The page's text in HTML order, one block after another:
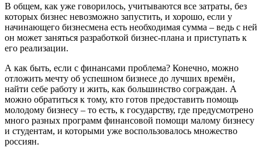
В общем, как уже говорилось, учитываются все затраты, без
которых бизнес невозможно запустить, и хорошо, если у
начинающего бизнесмена есть необходимая сумма – ведь с ней
он может заняться разработкой бизнес-плана и приступать к
его реализации.
А как быть, если с финансами проблема? Конечно, можно
отложить мечту об успешном бизнесе до лучших времён,
найти себе работу и жить, как большинство сограждан. А
можно обратиться к тому, кто готов предоставить помощь
молодому бизнесу – то есть, к государству, где предусмотрено
много разных программ финансовой помощи малому бизнесу
и студентам, и которыми уже воспользовалось множество
россиян.